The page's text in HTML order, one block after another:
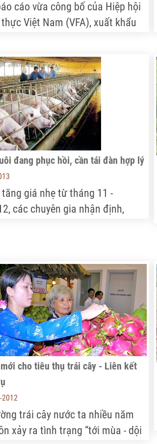
cáo vừa công bố của Hiệp hội
Việt Nam (VFA), xuất khẩu
tấn, đạt giá trị 56,89 triệu
đang phục hồi, cần tái đàn hợp lý
giá nhẹ từ tháng 11 -
các chuyên gia nhận định,
cho tiêu thụ trái cây - Liên kết
2012
trái cây nước ta nhiều năm
xảy ra tình trạng “tới mùa - dội